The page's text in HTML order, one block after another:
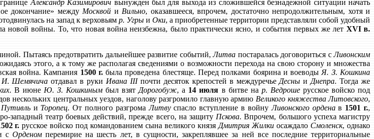
Александр Казимирович вынужден был для выхода из сложившейся безнадежной ситуации начать
докончание» между Москвой и Вильно, оказавшееся, впрочем, достаточно непродолжительным, хотя и
на запад к верховьям р. Угры и Оки, а приобретенные территории представляли собой удобный
новой войны. То, что новая война неизбежна, было практически ясно, и события первых же лет XVI в.
Пытаясь предотвратить дальнейшее развитие событий,Литва постаралась договориться сЛивонским
этого, а к тому же располагая сведениями о возможности перехода на свою сторону и множества
война. Кампания 1500 г.была проведена блестяще. Перед полками боярина и воеводы Я. З. Кошкина
Шемячича отдавал в руки Ивана IIIпочти десяток крепостей в междуречьеДесны иДнепра. Тогда же
. В июне Ю. З. Кошкиным был взят Дорогобуж, а 14 июля в битве на р. Ведрошерусское войско под
нескольких центральных уездов, наголову разгромило главную армию Великого княжества Литовского,
Путивльи Торопец. От полного разгромаЛитвуспасло вступление в войнуЛивонского орденав 1501 г.,
западный театр боевых действий, прежде всего, на защиту Пскова. Впрочем, большого успеха магистру
г. русское войско под командованием сына великого князяДмитрия Жилки осаждало Смоленск, однако
с Орденомперемирие на шесть лет, в сущности, закреплявшее за ней все последние территориальные